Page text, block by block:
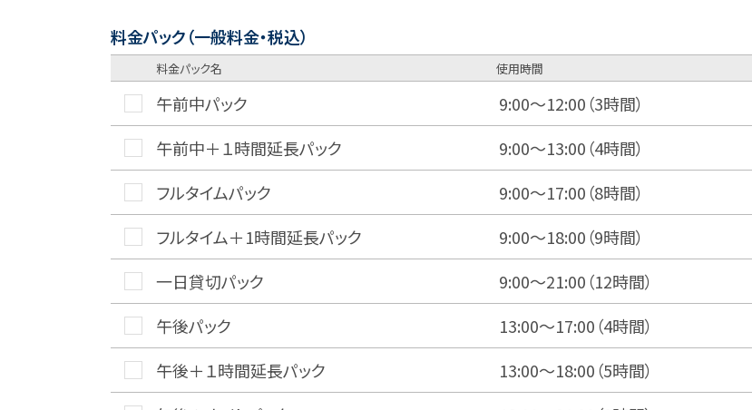
料金パック（一般料金・税込）
料金パック名 使用時間
午前中パック 9:00～12:00（3時間）
午前中＋１時間延長パック
9:00～13:00（4時間）
フルタイムパック
9:00～17:00（8時間）
フルタイム＋1時間延長パック
9:00～18:00（9時間）
一日貸切パック
9:00～21:00（12時間）
午後パック
13:00～17:00（4時間）
午後＋１時間延長パック
13:00～18:00（5時間）